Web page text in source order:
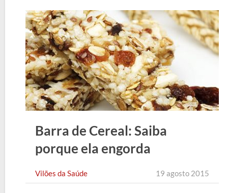
Barra de Cereal: Saiba
porque ela engorda
Vilões da Saúde 19 agosto 2015